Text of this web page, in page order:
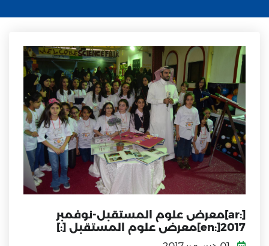
[:ar]معرض علوم المستقبل-نوفمبر
2017[:en]معرض علوم المستقبل [:]